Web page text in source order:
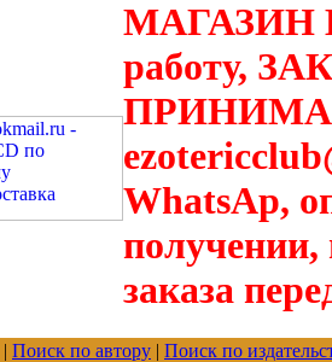
МАГАЗИН
работу,
WhatsAp,
получении,
заказа
| Поиск по автору | Поиск по